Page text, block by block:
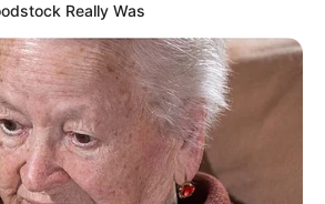
Really Was